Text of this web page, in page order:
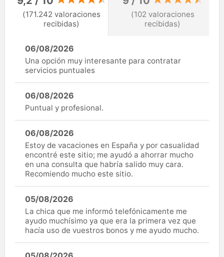
(171.242 valoraciones
recibidas)
(102 valoraciones
recibidas)
06/08/2026
Una opción muy interesante para contratar
servicios puntuales
06/08/2026
Puntual y profesional.
06/08/2026
Estoy de vacaciones en España y por casualidad
encontré este sitio; me ayudó a ahorrar mucho
en una consulta que habría salido muy cara.
Recomiendo mucho este sitio.
05/08/2026
La chica que me informó telefónicamente me
ayudo muchísimo ya que era la primera vez que
hacía uso de vuestros bonos y me ayudo mucho.